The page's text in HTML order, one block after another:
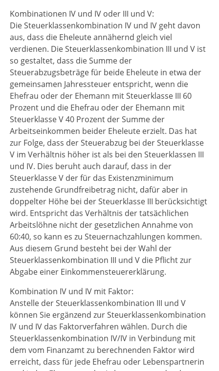
Kombinationen IV und IV oder III und V:
Die Steuerklassenkombination IV und IV geht davon
aus, dass die Eheleute annähernd gleich viel
verdienen. Die Steuerklassenkombination III und V ist
so gestaltet, dass die Summe der
Steuerabzugsbeträge für beide Eheleute in etwa der
gemeinsamen Jahressteuer entspricht, wenn die
Ehefrau oder der Ehemann mit Steuerklasse III 60
Prozent und die Ehefrau oder der Ehemann mit
Steuerklasse V 40 Prozent der Summe der
Arbeitseinkommen beider Eheleute erzielt. Das hat
zur Folge, dass der Steuerabzug bei der Steuerklasse
V im Verhältnis höher ist als bei den Steuerklassen III
und IV. Dies beruht auch darauf, dass in der
Steuerklasse V der für das Existenzminimum
zustehende Grundfreibetrag nicht, dafür aber in
doppelter Höhe bei der Steuerklasse III berücksichtigt
wird. Entspricht das Verhältnis der tatsächlichen
Arbeitslöhne nicht der gesetzlichen Annahme von
60:40, so kann es zu Steuernachzahlungen kommen.
Aus diesem Grund besteht bei der Wahl der
Steuerklassenkombination III und V die Pflicht zur
Abgabe einer Einkommensteuererklärung.
Kombination IV und IV mit Faktor:
Anstelle der Steuerklassenkombination III und V
können Sie ergänzend zur Steuerklassenkombination
IV und IV das Faktorverfahren wählen. Durch die
Steuerklassenkombination IV/IV in Verbindung mit
dem vom Finanzamt zu berechnenden Faktor wird
erreicht, dass für jede Ehefrau oder Lebenspartnerin